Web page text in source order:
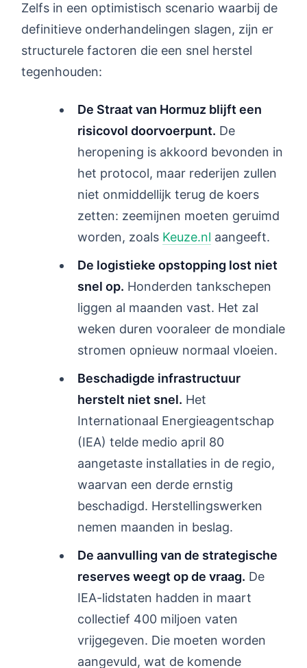
Zelfs in een optimistisch scenario waarbij de
definitieve onderhandelingen slagen, zijn er
structurele factoren die een snel herstel
tegenhouden:
De Straat van Hormuz blijft een
risicovol doorvoerpunt. De
heropening is akkoord bevonden in
het protocol, maar rederijen zullen
niet onmiddellijk terug de koers
zetten: zeemijnen moeten geruimd
worden, zoals Keuze.nl aangeeft.
De logistieke opstopping lost niet
snel op. Honderden tankschepen
liggen al maanden vast. Het zal
weken duren vooraleer de mondiale
stromen opnieuw normaal vloeien.
Beschadigde infrastructuur
herstelt niet snel. Het
Internationaal Energieagentschap
(IEA) telde medio april 80
aangetaste installaties in de regio,
waarvan een derde ernstig
beschadigd. Herstellingswerken
nemen maanden in beslag.
De aanvulling van de strategische
reserves weegt op de vraag. De
IEA-lidstaten hadden in maart
collectief 400 miljoen vaten
vrijgegeven. Die moeten worden
aangevuld, wat de komende